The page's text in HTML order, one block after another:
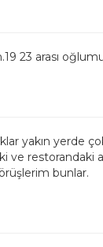
23 arası
yakın yerde
ve restorandaki
bunlar.